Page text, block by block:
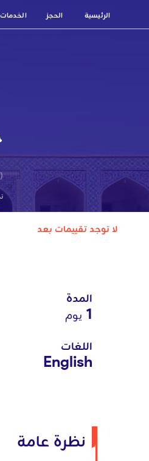
الرئيسية الحجز الخدمات
(HISTORY)
لا توجد تقييمات بعد
المدة
1 يوم
اللغات
English
نظرة عامة